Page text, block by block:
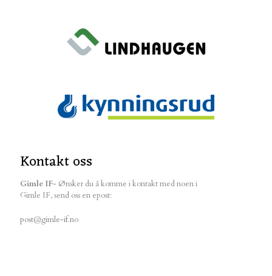
Kontakt oss
Gimle IF- Ønsker du å komme i kontakt med noen i
Gimle IF, send oss en epost:
post@gimle-if.no